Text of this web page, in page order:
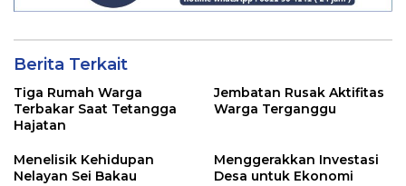
Berita Terkait
Tiga Rumah Warga
Terbakar Saat Tetangga
Hajatan
Jembatan Rusak Aktifitas
Warga Terganggu
Menelisik Kehidupan
Nelayan Sei Bakau
Menggerakkan Investasi
Desa untuk Ekonomi